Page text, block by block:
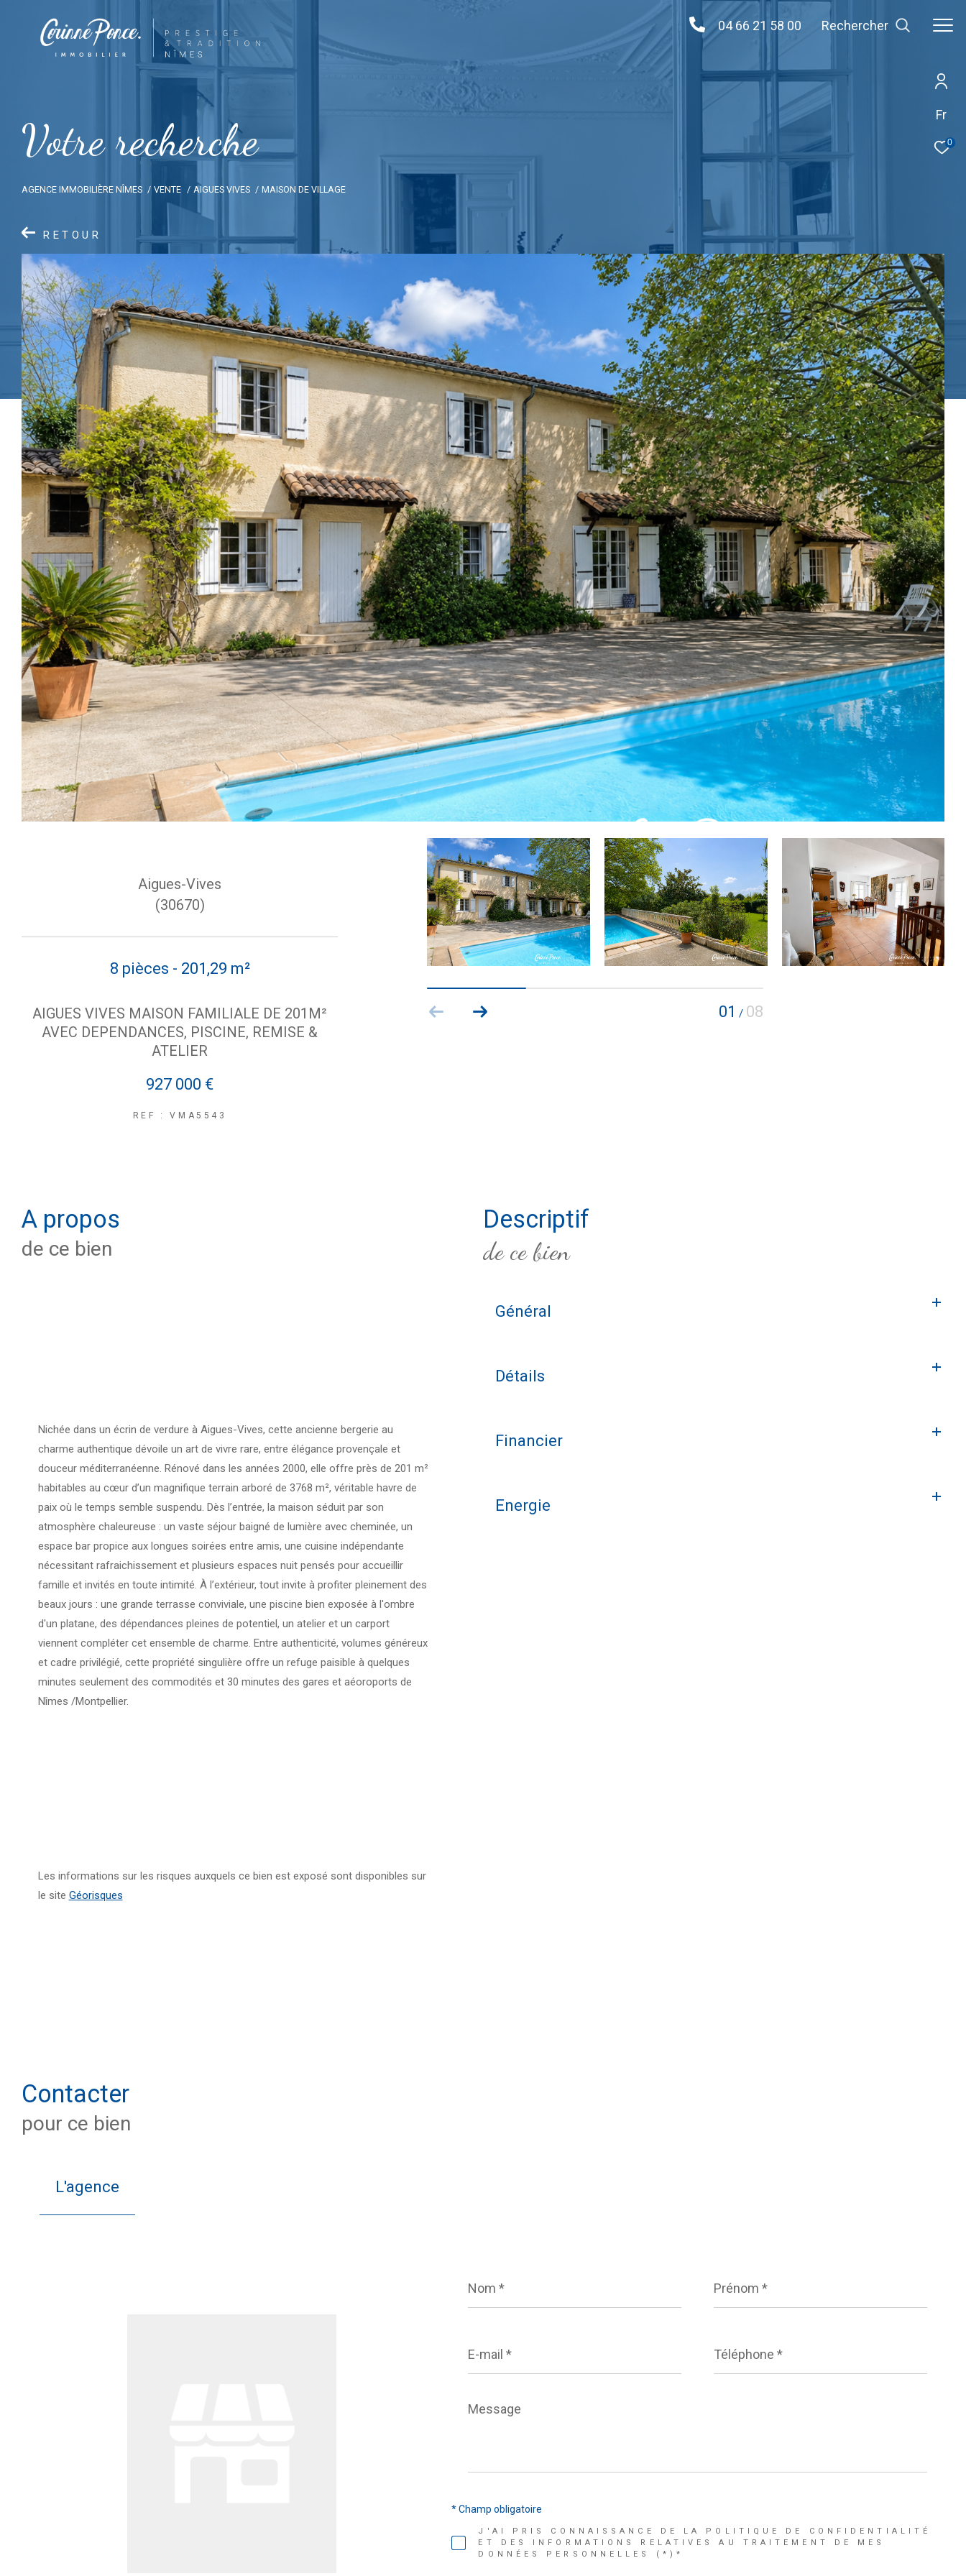
Fr
0
04 66 21 58 00 Rechercher
Votre recherche
AGENCE IMMOBILIÈRE NÎMES VENTE AIGUES VIVES MAISON DE VILLAGE
RETOUR
01 / 08
Aigues-Vives
(30670)
8 pièces - 201,29 m²
AIGUES VIVES MAISON FAMILIALE DE 201M²
AVEC DEPENDANCES, PISCINE, REMISE &
ATELIER
927 000 €
REF : VMA5543
a propos
de ce bien
Nichée dans un écrin de verdure à Aigues-Vives, cette ancienne bergerie au
charme authentique dévoile un art de vivre rare, entre élégance provençale et
douceur méditerranéenne. Rénové dans les années 2000, elle offre près de 201 m²
habitables au cœur d’un magnifique terrain arboré de 3768 m², véritable havre de
paix où le temps semble suspendu. Dès l’entrée, la maison séduit par son
atmosphère chaleureuse : un vaste séjour baigné de lumière avec cheminée, un
espace bar propice aux longues soirées entre amis, une cuisine indépendante
nécessitant rafraichissement et plusieurs espaces nuit pensés pour accueillir
famille et invités en toute intimité. À l’extérieur, tout invite à profiter pleinement des
beaux jours : une grande terrasse conviviale, une piscine bien exposée à l'ombre
d'un platane, des dépendances pleines de potentiel, un atelier et un carport
viennent compléter cet ensemble de charme. Entre authenticité, volumes généreux
et cadre privilégié, cette propriété singulière offre un refuge paisible à quelques
minutes seulement des commodités et 30 minutes des gares et aéoroports de
Nîmes /Montpellier.
Les informations sur les risques auxquels ce bien est exposé sont disponibles sur
le site Géorisques
descriptif
de ce bien
Général
Détails
Financier
Energie
Contacter
pour ce bien
L'agence
*
*
mail
*
*
Message
*
J'AI PRIS CONNAISSANCE DE LA POLITIQUE DE CONFIDENTIALITÉ
ET DES INFORMATIONS RELATIVES AU TRAITEMENT DE MES
DONNÉES PERSONNELLES (*)*
* Champ obligatoire